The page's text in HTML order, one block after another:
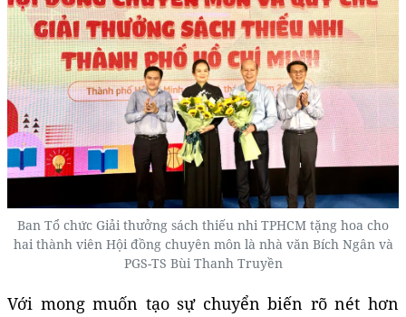
Ban Tổ chức Giải thưởng sách thiếu nhi TPHCM tặng hoa cho
hai thành viên Hội đồng chuyên môn là nhà văn Bích Ngân và
PGS-TS Bùi Thanh Truyền
Với mong muốn tạo sự chuyển biến rõ nét hơn